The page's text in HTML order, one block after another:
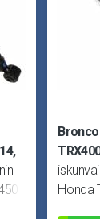
Honda